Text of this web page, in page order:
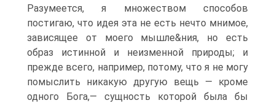
Разумеется, я множеством способов
постигаю, что идея эта не есть нечто мнимое,
зависящее от моего мышле&ния, но есть
образ истинной и неизменной природы; и
прежде всего, например, потому, что я не могу
помыслить никакую другую вещь — кроме
одного Бога,— сущность которой была бы